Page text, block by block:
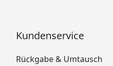
Kundenservice
Rückgabe & Umtausch